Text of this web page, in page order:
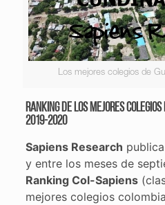
Los mejores colegios de
Ranking de los mejores colegios
2019-2020
Sapiens Research
y entre los meses de
Ranking Col-Sapiens
mejores colegios